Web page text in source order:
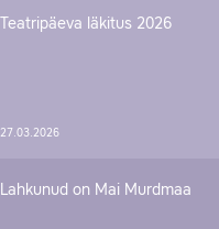
Teatripäeva läkitus 2026
27.03.2026
Lahkunud on Mai Murdmaa